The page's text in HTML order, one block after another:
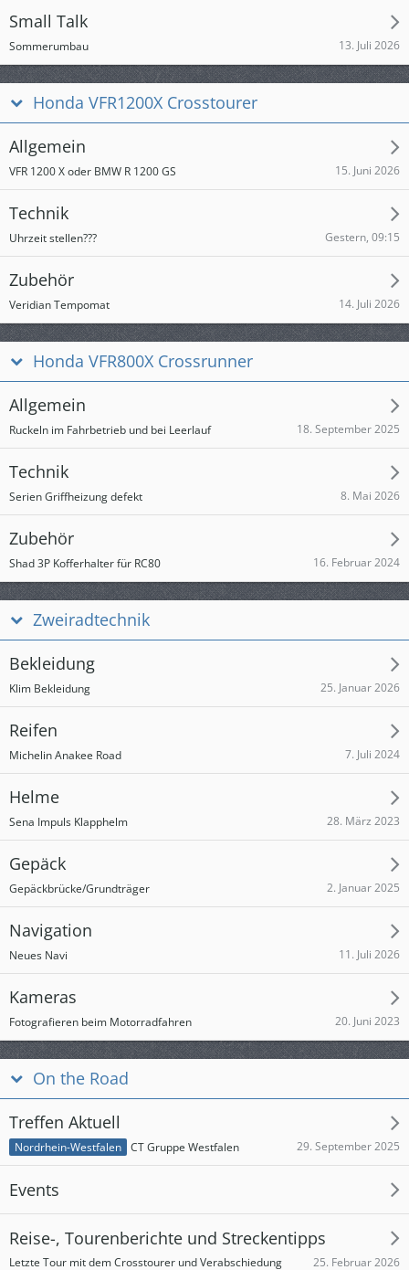
Small Talk
Sommerumbau 13. Juli 2026
Honda VFR1200X Crosstourer
Allgemein
VFR 1200 X oder BMW R 1200 GS 15. Juni 2026
Technik
Uhrzeit stellen??? Gestern, 09:15
Zubehör
Veridian Tempomat 14. Juli 2026
Honda VFR800X Crossrunner
Allgemein
Ruckeln im Fahrbetrieb und bei Leerlauf 18. September 2025
Technik
Serien Griffheizung defekt 8. Mai 2026
Zubehör
Shad 3P Kofferhalter für RC80 16. Februar 2024
Zweiradtechnik
Bekleidung
Klim Bekleidung 25. Januar 2026
Reifen
Michelin Anakee Road 7. Juli 2024
Helme
Sena Impuls Klapphelm 28. März 2023
Gepäck
Gepäckbrücke/Grundträger 2. Januar 2025
Navigation
Neues Navi 11. Juli 2026
Kameras
Fotografieren beim Motorradfahren 20. Juni 2023
On the Road
Treffen Aktuell
Nordrhein-Westfalen CT Gruppe Westfalen 29. September 2025
Events
Reise-, Tourenberichte und Streckentipps
Letzte Tour mit dem Crosstourer und Verabschiedung 25. Februar 2026